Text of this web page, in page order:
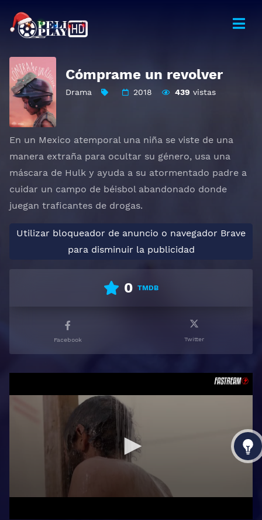
Cómprame un revolver
Drama 2018 439 vistas
En un Mexico atemporal una niña se viste de una
manera extraña para ocultar su género, usa una
máscara de Hulk y ayuda a su atormentado padre a
cuidar un campo de béisbol abandonado donde
juegan traficantes de drogas.
Utilizar bloqueador de anuncio o navegador Brave
para disminuir la publicidad
0 TMDB
Facebook Twitter